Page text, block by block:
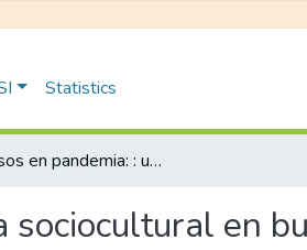
Statistics
Discursos en pandemia: : una herida sociocultural en busca de su cicatriz
en